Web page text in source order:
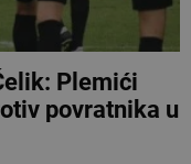
Plemići
povratnika u